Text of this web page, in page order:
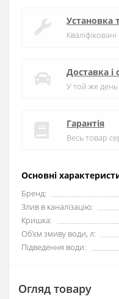
Основні
Бренд:
Злив в каналізацію:
Кришка:
Об'єм змиву води, л:
Підведення води:
Установка
Доставка і
У той же
Гарантія
Весь товар
Огляд товару